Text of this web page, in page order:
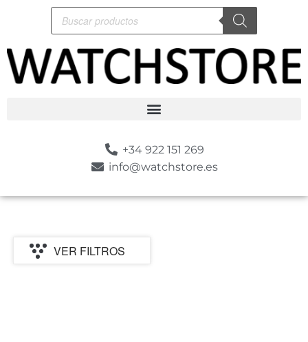
+34 922 151 269
info@watchstore.es
VER FILTROS